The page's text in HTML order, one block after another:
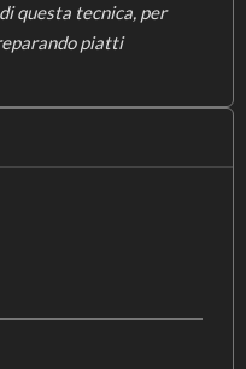
questa tecnica, per
piatti